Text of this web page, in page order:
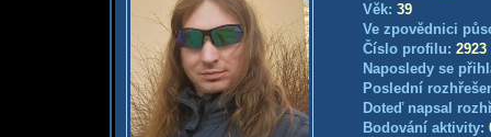
Věk: 39
Ve zpovědnici
Číslo profilu: 2923
Naposledy se
Poslední
Doteď napsal
Bodování aktivity: